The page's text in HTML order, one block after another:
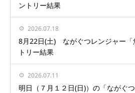
ントリー結果
2026.07.18
8月22日(土) ながぐつレンジャー「
トリー結果
2026.07.11
明日（７月１２日(日)）の「ながぐ